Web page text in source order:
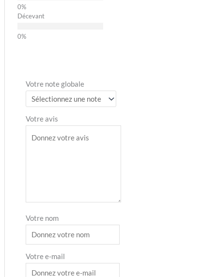
Décevant
Votre note globale
Votre avis
Votre nom
Votre e-mail